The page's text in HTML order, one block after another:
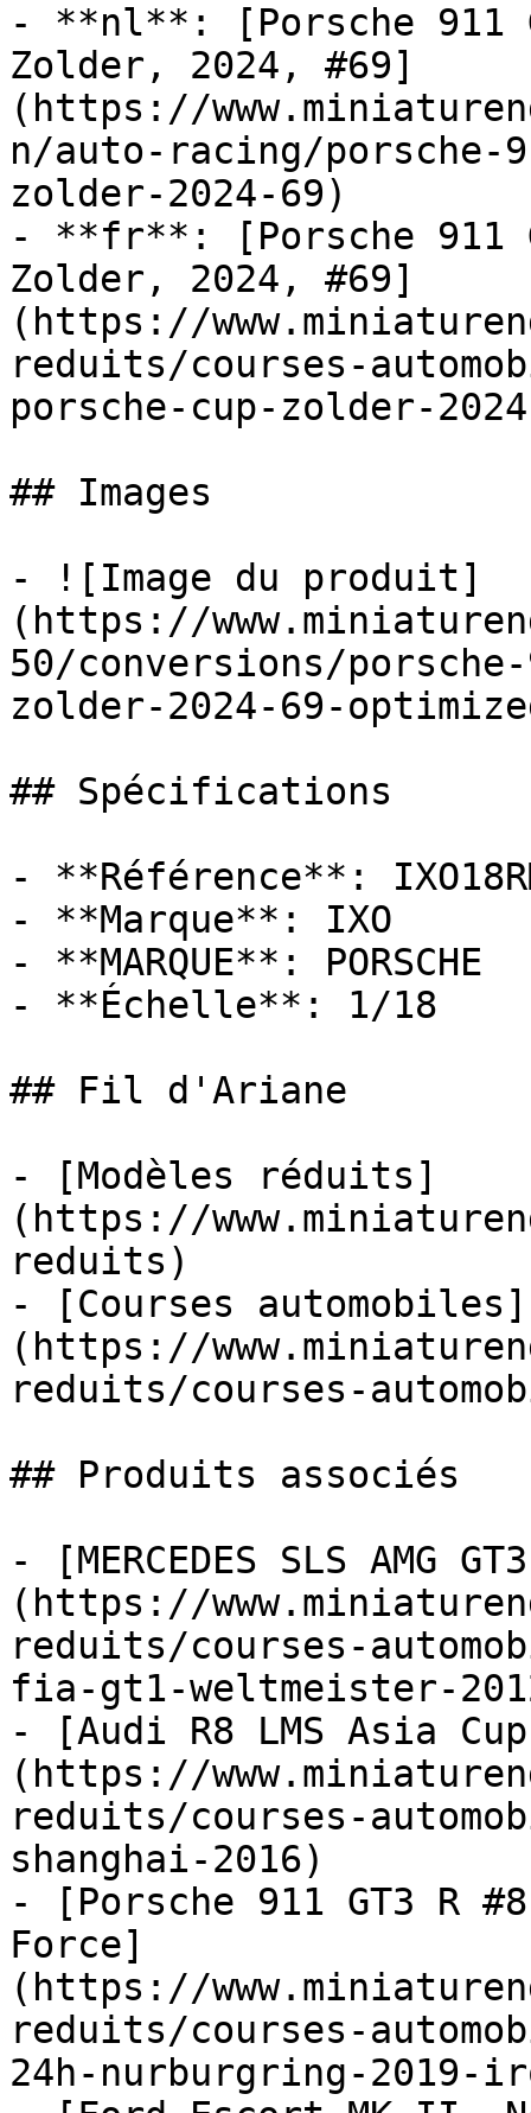
- **nl**: [Porsche 911
Zolder, 2024, #69]
(https://
n/auto-racing/porsche-
zolder-2024-69)
- **fr**: [Porsche 911
Zolder, 2024, #69]
(https://
reduits/courses-
porsche-cup-zolder-
## Images
- ![Image du produit]
(https://
50/conversions/
zolder-2024-69-
## Spécifications
- **Référence**:
- **Marque**: IXO
- **MARQUE**: PORSCHE
- **Échelle**: 1/18
## Fil d'Ariane
- [Modèles réduits]
(https://
reduits)
- [Courses automobiles]
(https://
reduits/courses-
## Produits associés
- [MERCEDES SLS AMG
(https://
reduits/courses-
fia-gt1-weltmeister-
- [Audi R8 LMS Asia
(https://
reduits/courses-
shanghai-2016)
- [Porsche 911 GT3 R
Force]
(https://
reduits/courses-
24h-nurburgring-2019-